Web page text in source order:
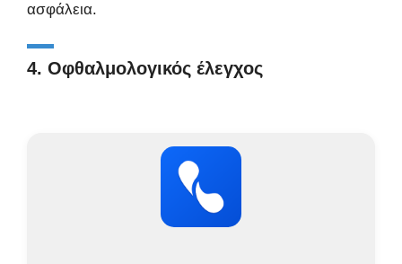
ασφάλεια.
4. Οφθαλμολογικός έλεγχος